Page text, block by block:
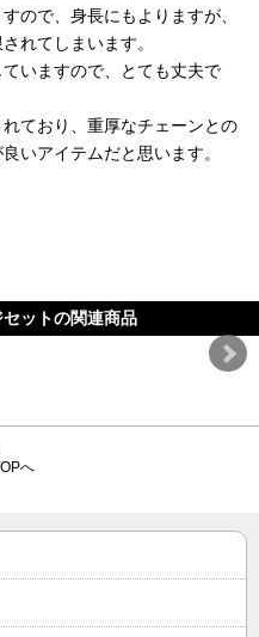
ので、身長にもよりますが、
れてしまいます。
いますので、とても丈夫で
ており、重厚なチェーンとの
いアイテムだと思います。
ットの関連商品
へ